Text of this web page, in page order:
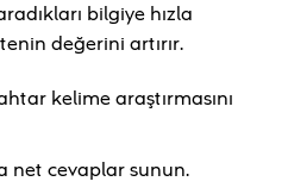
bilgiye hızla
değerini artırır.
kelime araştırmasını
net cevaplar sunun.